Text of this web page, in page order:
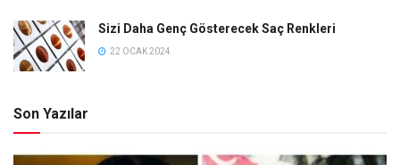
Sizi Daha Genç Gösterecek Saç Renkleri
22 OCAK 2024
Son Yazılar